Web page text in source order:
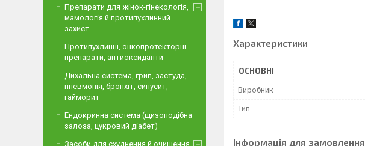
Характеристики
ОСНОВНІ
Виробник
Тип
Інформація для замовлення
Препарати для жінок-гінекологія,
мамологія й протипухлинний
захист
Протипухлинні, онкопротекторні
препарати, антиоксиданти
Дихальна система, грип, застуда,
пневмонія, бронхіт, синусит,
гайморит
Ендокринна система (щизоподібна
залоза, цукровий діабет)
Засоби для схуднення й очищення